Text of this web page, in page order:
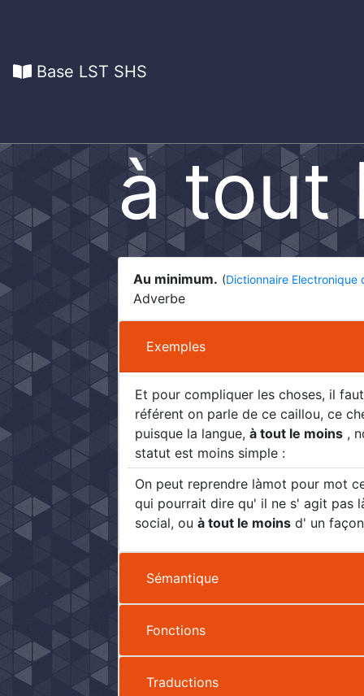
Base LST SHS
à tout
Au minimum. (Dictionnaire Electronique
Adverbe
Exemples
Et pour compliquer les choses, il
référent on parle de ce caillou, ce
puisque la langue,à tout le moins ,
statut est moins simple :
On peut reprendre làmot pour mot
qui pourrait dire qu' il ne s' agit pas
social, ouà tout le moins d' un
Sémantique
Fonctions
Traductions